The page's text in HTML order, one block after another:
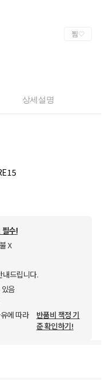
찜
상세설명
필수!
X
내드립니다.
음
에 따라
반품비 책정 기
준 확인하기!